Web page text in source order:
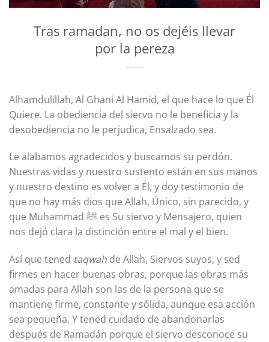
Tras ramadan, no os dejéis llevar
por la pereza
Alhamdulillah, Al Ghani Al Hamid, el que hace lo que Él
Quiere. La obediencia del siervo no le beneficia y la
desobediencia no le perjudica, Ensalzado sea.
Le alabamos agradecidos y buscamos su perdón.
Nuestras vidas y nuestro sustento están en sus manos
y nuestro destino es volver a Él, y doy testimonio de
que no hay más dios que Allah, Único, sin parecido, y
que Muhammad ﷺ es Su siervo y Mensajero, quien
nos dejó clara la distinción entre el mal y el bien.
Así que tened taqwah de Allah, Siervos suyos, y sed
firmes en hacer buenas obras, porque las obras más
amadas para Allah son las de la persona que se
mantiene firme, constante y sólida, aunque esa acción
sea pequeña. Y tened cuidado de abandonarlas
después de Ramadán porque el siervo desconoce su